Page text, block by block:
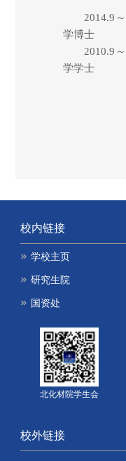
2014.9 ～
学博士
2010.9 ～
学学士
校内链接
学校主页
研究生院
国资处
北化材院学生会
校外链接